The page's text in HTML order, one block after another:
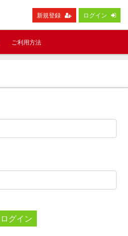
新規登録 ログイン
ご利用方法
ログイン